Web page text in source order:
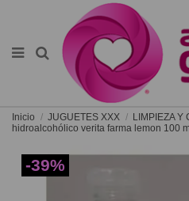
Inicio JUGUETES XXX LIMPIEZA Y
hidroalcohólico verita farma lemon 100
-39%